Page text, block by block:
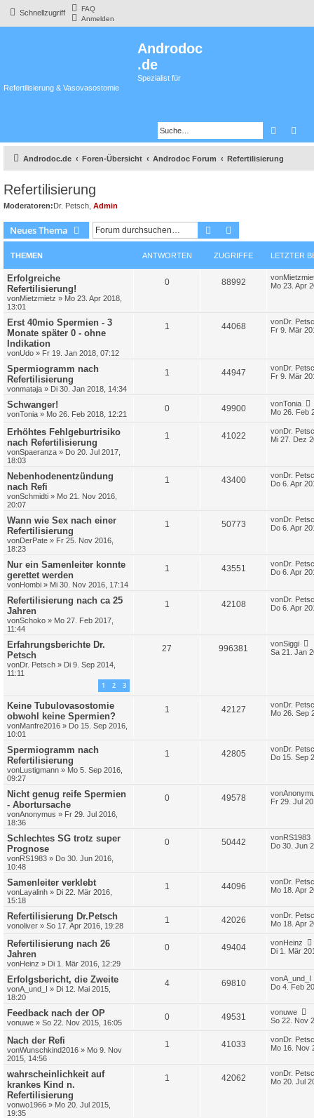
Schnellzugriff
FAQ
Anmelden
Androdoc
.de
Spezialist für
Refertilisierung & Vasovasostomie
Suche
Androdoc.de Foren-Übersicht Androdoc Forum Refertilisierung
Refertilisierung
Moderatoren:Dr. Petsch Admin
Neues Thema Suche
THEMEN ANTWORTEN ZUGRIFFE LETZTER
Erfolgreiche
Refertilisierung!
vonMietzmietz » Mo 23. Apr 2018,
13:01
0 88992 von
Mo 23. Apr
Erst 40mio Spermien - 3
Monate später 0 - ohne
Indikation
vonUdo » Fr 19. Jan 2018, 07:12
1 44068 vonDr.
Fr 9. Mär
Spermiogramm nach
Refertilisierung
vonmataja » Di 30. Jan 2018, 14:34
1 44947 vonDr.
Fr 9. Mär
Schwanger!
vonTonia » Mo 26. Feb 2018, 12:21
0 49900 vonTonia
Mo 26. Feb
Erhöhtes Fehlgeburtrisiko
nach Refertilisierung
vonSpaeranza » Do 20. Jul 2017,
18:03
1 41022 vonDr.
Mi 27. Dez
Nebenhodenentzündung
nach Refi
vonSchmidti » Mo 21. Nov 2016,
20:07
1 43400 vonDr.
Do 6. Apr
Wann wie Sex nach einer
Refertilisierung
vonDerPate » Fr 25. Nov 2016,
18:23
1 50773 vonDr.
Do 6. Apr
Nur ein Samenleiter konnte
gerettet werden
vonHombi » Mi 30. Nov 2016, 17:14
1 43551 vonDr.
Do 6. Apr
Refertilisierung nach ca 25
Jahren
vonSchoko » Mo 27. Feb 2017,
11:44
1 42108 vonDr.
Do 6. Apr
Erfahrungsberichte Dr.
Petsch
vonDr. Petsch » Di 9. Sep 2014,
11:11
1 2 3
27 996381 vonSiggi
Sa 21. Jan
Keine Tubulovasostomie
obwohl keine Spermien?
vonManfre2016 » Do 15. Sep 2016,
10:01
1 42127 vonDr.
Mo 26. Sep
Spermiogramm nach
Refertilisierung
vonLustigmann » Mo 5. Sep 2016,
09:27
1 42805 vonDr.
Do 15. Sep
Nicht genug reife Spermien
- Abortursache
vonAnonymus » Fr 29. Jul 2016,
18:36
0 49578 von
Fr 29. Jul
Schlechtes SG trotz super
Prognose
vonRS1983 » Do 30. Jun 2016,
10:48
0 50442 vonRS1983
Do 30. Jun
Samenleiter verklebt
vonLayalinh » Di 22. Mär 2016,
15:18
1 44096 vonDr.
Mo 18. Apr
Refertilisierung Dr.Petsch
vonoliver » So 17. Apr 2016, 19:28
1 42026 vonDr.
Mo 18. Apr
Refertilisierung nach 26
Jahren
vonHeinz » Di 1. Mär 2016, 12:29
0 49404 vonHeinz
Di 1. Mär
Erfolgsbericht, die Zweite
vonA_und_I » Di 12. Mai 2015,
18:20
4 69810 vonA_und_I
Do 4. Feb
Feedback nach der OP
vonuwe » So 22. Nov 2015, 16:05
0 49531 vonuwe
So 22. Nov
Nach der Refi
vonWunschkind2016 » Mo 9. Nov
2015, 14:56
1 41033 vonDr.
Mo 16. Nov
wahrscheinlichkeit auf
krankes Kind n.
Refertilisierung
vonwo1966 » Mo 20. Jul 2015,
19:35
1 42062 vonDr.
Mo 20. Jul